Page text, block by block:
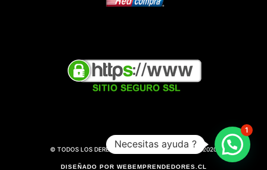
© TODOS LOS DERECHOS RESERVADOS || WARILAIF 2020
DISEÑADO POR WEBEMPRENDEDORES.CL
Necesitas ayuda ?
1